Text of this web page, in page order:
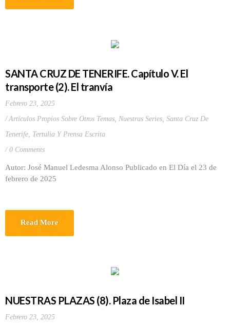
SANTA CRUZ DE TENERIFE. Capítulo V. El
transporte (2). El tranvía
Febrero 23, 2025
Artículos Propios Sobre Otros Temas, Nuestras Series, Santa Cruz De
Tenerife, Tertulia Y Prensa Escrita
0 Comments
Autor: José Manuel Ledesma Alonso Publicado en El Día el 23 de
febrero de 2025
Read More
NUESTRAS PLAZAS (8). Plaza de Isabel II
Febrero 23, 2025